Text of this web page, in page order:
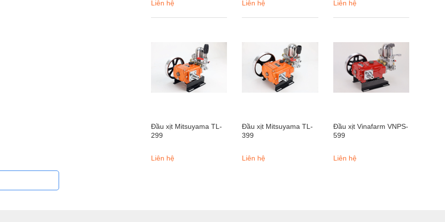
Liên hệ Liên hệ
Liên hệ
Đầu xịt Mitsuyama TL-
299
Liên hệ
Đầu xịt Mitsuyama TL-
399
Liên hệ
Đầu xịt Vinafarm VNPS-
599
Liên hệ